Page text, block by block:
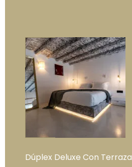
Dúplex Deluxe Con Terraza